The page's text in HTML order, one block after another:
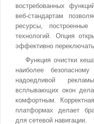
востребованных
веб-стандартам
ресурсы,
технологий. Опция
эффективно
Функция очистки
наиболее
надоедливой
всплывающих окон
комфортным.
платформах делает
для сетевой навигации.